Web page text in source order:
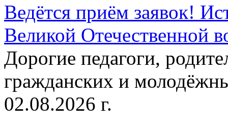
Ведётся приём заявок!
Великой Отечественной
Дорогие педагоги,
гражданских и
02.08.2026 г.